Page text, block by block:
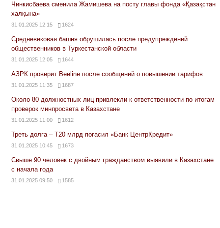
Чинкисбаева сменила Жамишева на посту главы фонда «Қазақстан
халқына»
31.01.2025 12:15 1624
Средневековая башня обрушилась после предупреждений
общественников в Туркестанской области
31.01.2025 12:05 1644
АЗРК проверит Beeline после сообщений о повышении тарифов
31.01.2025 11:35 1687
Около 80 должностных лиц привлекли к ответственности по итогам
проверок минпросвета в Казахстане
31.01.2025 11:00 1612
Треть долга – Т20 млрд погасил «Банк ЦентрКредит»
31.01.2025 10:45 1673
Свыше 90 человек с двойным гражданством выявили в Казахстане
с начала года
31.01.2025 09:50 1585